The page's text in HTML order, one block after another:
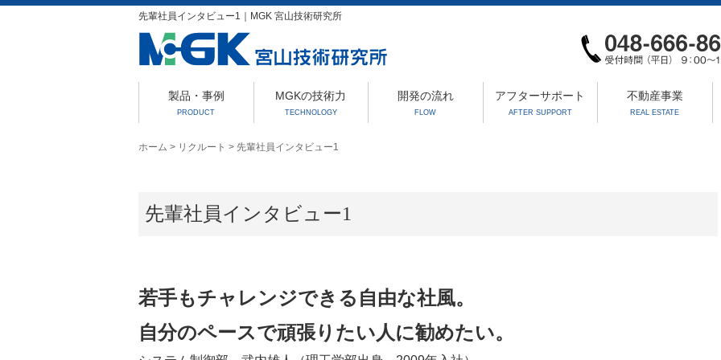
先輩社員インタビュー1｜MGK 宮山技術研究所
製品・事例
PRODUCT
MGKの技術力
TECHNOLOGY
開発の流れ
FLOW
アフターサポート
AFTER SUPPORT
不動産事業
REAL ESTATE
ホーム > リクルート > 先輩社員インタビュー1
先輩社員インタビュー1
若手もチャレンジできる自由な社風。
自分のペースで頑張りたい人に勧めたい。